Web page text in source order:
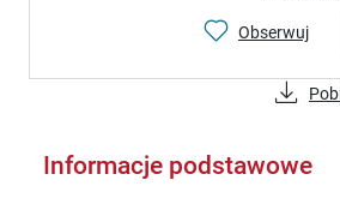
Obserwuj
Informacje podstawowe